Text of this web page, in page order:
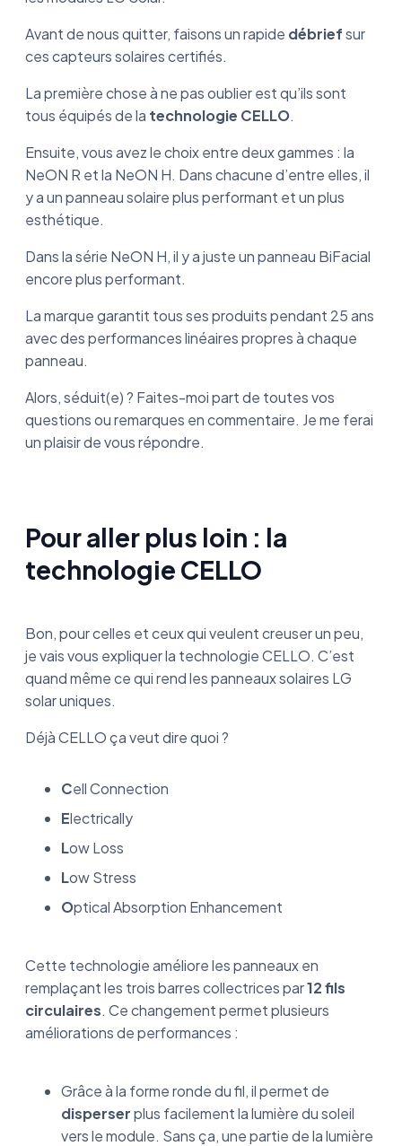
Avant de nous quitter, faisons un rapide débriefsur
ces capteurs solaires certifiés.
La première chose à ne pas oublier est qu’ils sont
tous équipés de la technologie CELLO.
Ensuite, vous avez le choix entre deux gammes : la
NeON R et la NeON H. Dans chacune d’entre elles, il
y a un panneau solaire plus performant et un plus
esthétique.
Dans la série NeON H, il y a juste un panneau BiFacial
encore plus performant.
La marque garantit tous ses produits pendant 25 ans
avec des performances linéaires propres à chaque
panneau.
Alors, séduit(e) ? Faites-moi part de toutes vos
questions ou remarques en commentaire. Je me ferai
un plaisir de vous répondre.
Pour aller plus loin : la
technologie CELLO
Bon, pour celles et ceux qui veulent creuser un peu,
je vais vous expliquer la technologie CELLO. C’est
quand même ce qui rend les panneaux solaires LG
solar uniques.
Déjà CELLO ça veut dire quoi ?
Cell Connection
Electrically
Low Loss
Low Stress
Optical Absorption Enhancement
Cette technologie améliore les panneaux en
remplaçant les trois barres collectrices par12 fils
circulaires. Ce changement permet plusieurs
améliorations de performances :
Grâce à la forme ronde du fil, il permet de
disperserplus facilement la lumière du soleil
vers le module. Sans ça, une partie de la lumière